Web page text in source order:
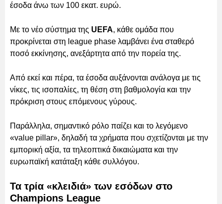
έσοδα άνω των 100 εκατ. ευρώ.
Με το νέο σύστημα της UEFA, κάθε ομάδα που
προκρίνεται στη league phase λαμβάνει ένα σταθερό
ποσό εκκίνησης, ανεξάρτητα από την πορεία της.
Από εκεί και πέρα, τα έσοδα αυξάνονται ανάλογα με τις
νίκες, τις ισοπαλίες, τη θέση στη βαθμολογία και την
πρόκριση στους επόμενους γύρους.
Παράλληλα, σημαντικό ρόλο παίζει και το λεγόμενο
«value pillar», δηλαδή τα χρήματα που σχετίζονται με την
εμπορική αξία, τα τηλεοπτικά δικαιώματα και την
ευρωπαϊκή κατάταξη κάθε συλλόγου.
Τα τρία «κλειδιά» των εσόδων στο
Champions League